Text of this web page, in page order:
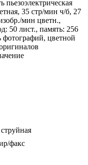
пьезоэлектрическая
35 стр/мин ч/б, 27
мин цветн.,
50 лист., память: 256
цветной
факс